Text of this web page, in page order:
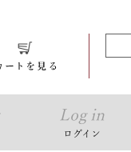
Log in
ログイン